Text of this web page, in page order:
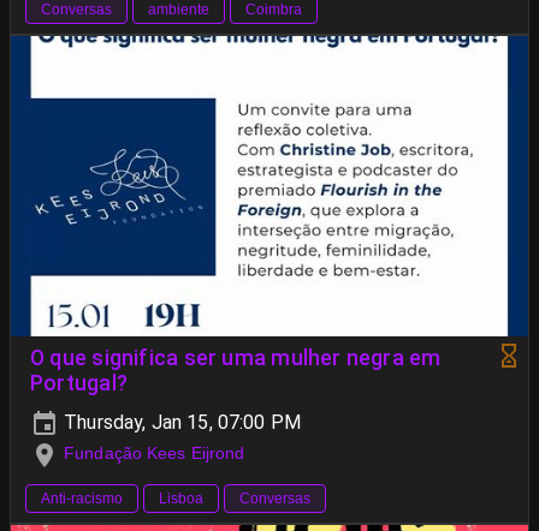
Conversas ambiente Coimbra
O que significa ser uma mulher negra em
Portugal?
Thursday, Jan 15, 07:00 PM
Fundação Kees Eijrond
Anti-racismo Lisboa Conversas